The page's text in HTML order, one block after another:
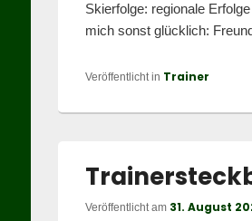
Skierfolge: regionale
mich sonst glücklich:
Veröffentlicht in Trainer
Veröffentlicht am 31. August